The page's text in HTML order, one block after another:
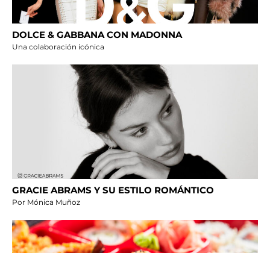
DOLCE & GABBANA CON MADONNA
Una colaboración icónica
GRACIE ABRAMS Y SU ESTILO ROMÁNTICO
Por Mónica Muñoz